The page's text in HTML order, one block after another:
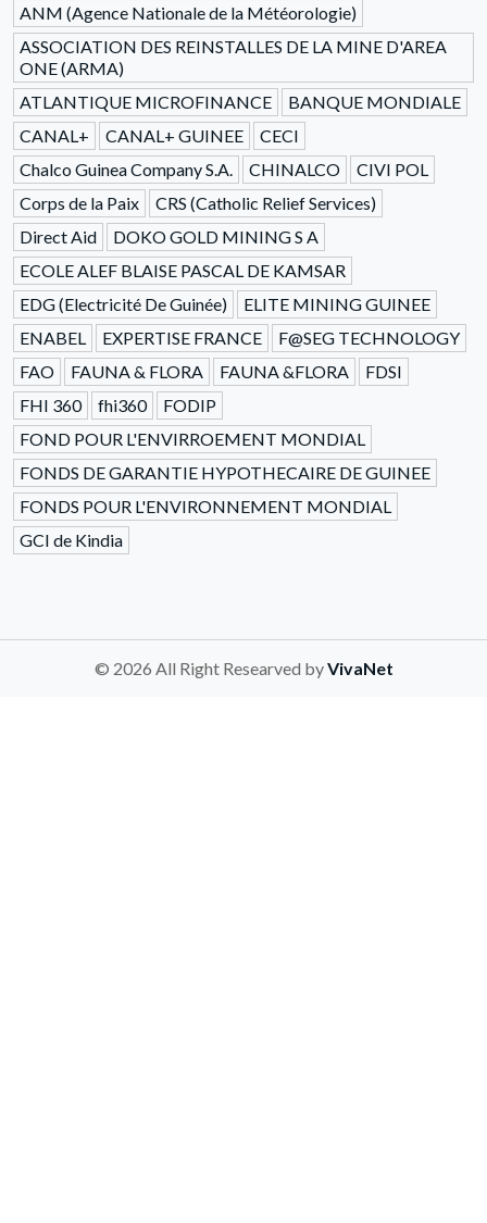
ANM (Agence Nationale de la Météorologie)
ASSOCIATION DES REINSTALLES DE LA MINE D'AREA
ONE (ARMA)
ATLANTIQUE MICROFINANCE
BANQUE MONDIALE
CANAL+
CANAL+ GUINEE
CECI
Chalco Guinea Company S.A.
CHINALCO
CIVI POL
Corps de la Paix
CRS (Catholic Relief Services)
Direct Aid
DOKO GOLD MINING S A
ECOLE ALEF BLAISE PASCAL DE KAMSAR
EDG (Electricité De Guinée)
ELITE MINING GUINEE
ENABEL
EXPERTISE FRANCE
F@SEG TECHNOLOGY
FAO
FAUNA & FLORA FAUNA &FLORA
FDSI
FHI 360
fhi360
FODIP
FOND POUR L'ENVIRROEMENT MONDIAL
FONDS DE GARANTIE HYPOTHECAIRE DE GUINEE
FONDS POUR L'ENVIRONNEMENT MONDIAL
GCI de Kindia
© 2026 All Right Researved byVivaNet